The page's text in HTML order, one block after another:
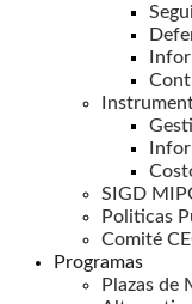
SIGD
Politicas
Comité
Programas
Plazas de